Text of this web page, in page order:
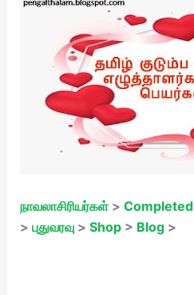
நாவலாசிரியர்கள்> Completed
> புதுவரவு> Shop> Blog>